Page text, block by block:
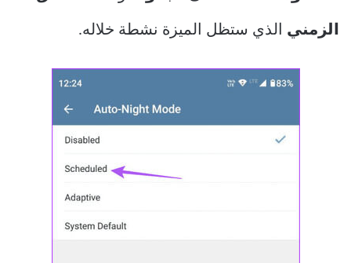
الزمني الذي ستظل الميزة نشطة خلاله.